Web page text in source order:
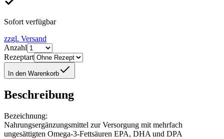
Sofort verfügbar
zzgl. Versand
Anzahl
Rezeptart
In den Warenkorb
Beschreibung
Bezeichnung:
Nahrungsergänzungsmittel zur Versorgung mit mehrfach
ungesättigten Omega-3-Fettsäuren EPA, DHA und DPA